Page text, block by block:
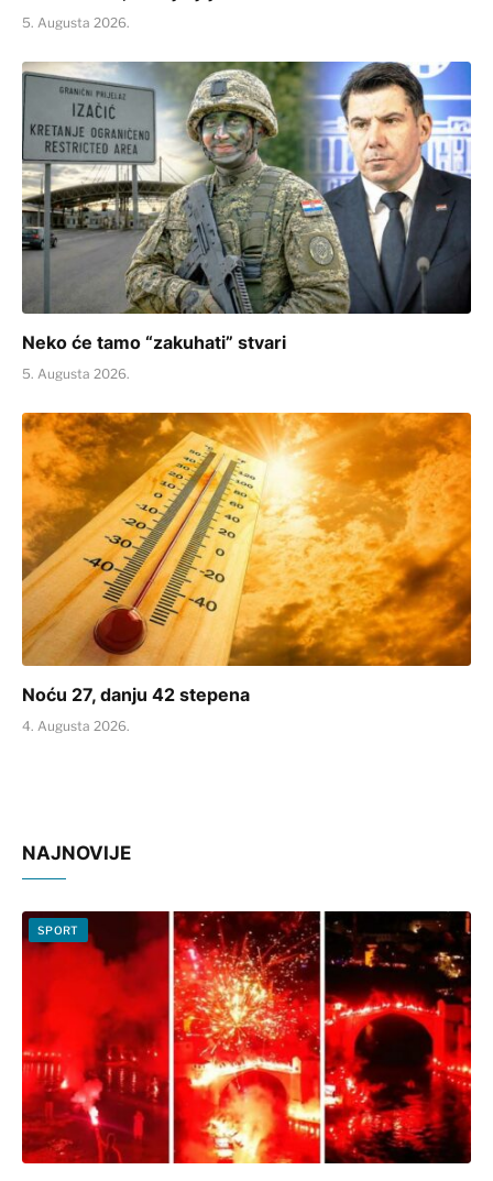
5. Augusta 2026.
Neko će tamo “zakuhati” stvari
5. Augusta 2026.
Noću 27, danju 42 stepena
4. Augusta 2026.
NAJNOVIJE
SPORT